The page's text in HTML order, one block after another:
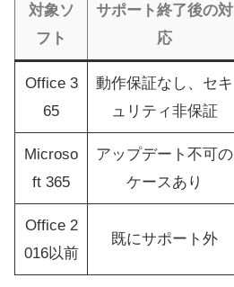
対象ソ
フト
サポート終了後の対
応
Office 3
65
動作保証なし、セキ
ュリティ非保証
Microso
ft 365
アップデート不可の
ケースあり
Office 2
016以前
既にサポート外